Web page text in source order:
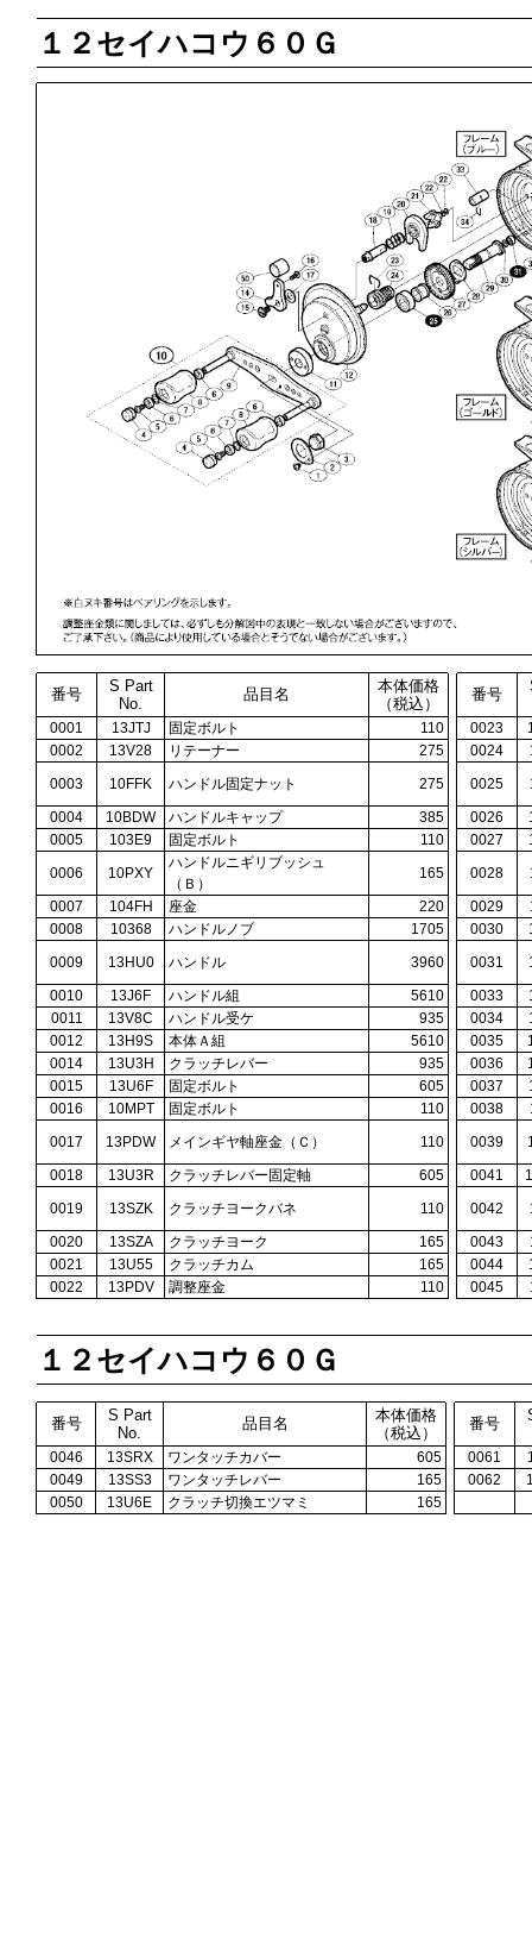
１２セイハコウ６０Ｇ
番号
S Part
No.
品目名
本体価格
（税込）
番号
0001 13JTJ 固定ボルト 110 0023
0002
13V28 リテーナー 275 0024
0003
10FFK ハンドル固定ナット 275 0025
0004
10BDW ハンドルキャップ 385 0026
0005
103E9 固定ボルト 110 0027
0006
10PXY
ハンドルニギリブッシュ
（Ｂ）
165 0028
0007
104FH 座金 220 0029
0008
10368 ハンドルノブ 1705 0030
0009
13HU0 ハンドル 3960 0031
0010
13J6F ハンドル組 5610 0033
0011
13V8C ハンドル受ケ 935 0034
0012
13H9S 本体Ａ組 5610 0035
0014
13U3H クラッチレバー 935 0036
0015
13U6F 固定ボルト 605 0037
0016
10MPT 固定ボルト 110 0038
0017
13PDW メインギヤ軸座金（Ｃ） 110 0039
0018
13U3R クラッチレバー固定軸 605 0041
0019
13SZK クラッチヨークバネ 110 0042
0020
13SZA クラッチヨーク 165 0043
0021
13U55 クラッチカム 165 0044
0022
13PDV 調整座金 110 0045
１２セイハコウ６０Ｇ
番号
S Part
No.
品目名
本体価格
（税込）
番号
0046 13SRX ワンタッチカバー 605 0061
0049
13SS3 ワンタッチレバー 165 0062
0050
13U6E クラッチ切換エツマミ 165